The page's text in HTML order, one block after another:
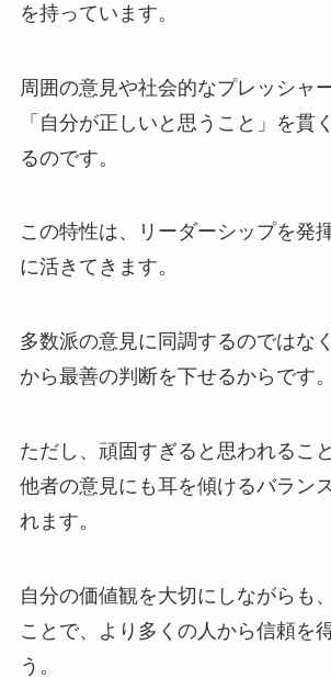
を持っています。
周囲の意見や社会的なプレッシャ
「自分が正しいと思うこと」を貫
るのです。
この特性は、リーダーシップを発
に活きてきます。
多数派の意見に同調するのではな
から最善の判断を下せるからです。
ただし、頑固すぎると思われるこ
他者の意見にも耳を傾けるバラン
れます。
自分の価値観を大切にしながらも
ことで、より多くの人から信頼を
う。